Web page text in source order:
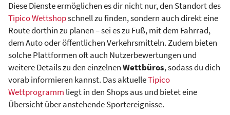
Diese Dienste ermöglichen es dir nicht nur, den Standort des
Tipico Wettshopschnell zu finden, sondern auch direkt eine
Route dorthin zu planen – sei es zu Fuß, mit dem Fahrrad,
dem Auto oder öffentlichen Verkehrsmitteln. Zudem bieten
solche Plattformen oft auch Nutzerbewertungen und
weitere Details zu den einzelnenWettbüros, sodass du dich
vorab informieren kannst. Das aktuelleTipico
Wettprogramm liegt in den Shops aus und bietet eine
Übersicht über anstehende Sportereignisse.